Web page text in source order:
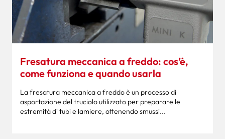
Fresatura meccanica a freddo: cos’è,
come funziona e quando usarla
La fresatura meccanica a freddo è un processo di
asportazione del truciolo utilizzato per preparare le
estremità di tubi e lamiere, ottenendo smussi...